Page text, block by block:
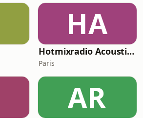
HA
Hotmixradio Acoustic Chill
Paris
AR